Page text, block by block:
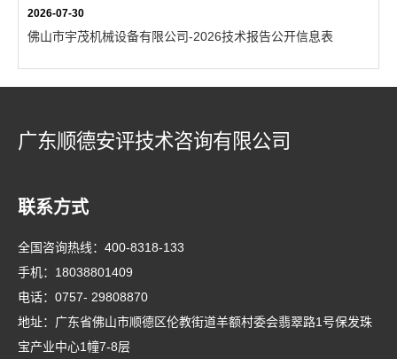
2026-07-30
佛山市宇茂机械设备有限公司-2026技术报告公开信息表
广东顺德安评技术咨询有限公司
联系方式
全国咨询热线： 400-8318-133
手机： 18038801409
电话： 0757- 29808870
地址：广东省佛山市顺德区伦教街道羊额村委会翡翠路1号保发珠
宝产业中心1幢7-8层